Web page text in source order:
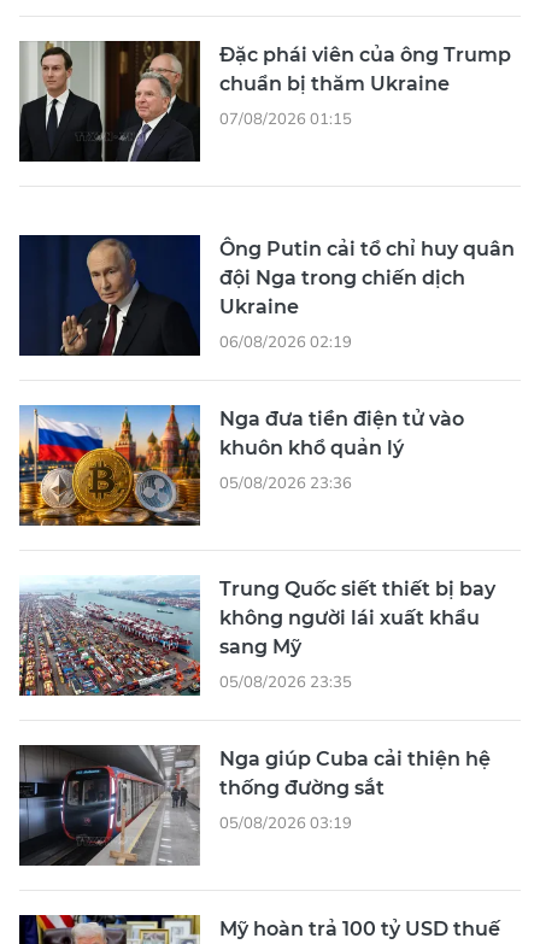
Đặc phái viên của ông Trump
chuẩn bị thăm Ukraine
07/08/2026 01:15
Ông Putin cải tổ chỉ huy quân
đội Nga trong chiến dịch
Ukraine
06/08/2026 02:19
Nga đưa tiền điện tử vào
khuôn khổ quản lý
05/08/2026 23:36
Trung Quốc siết thiết bị bay
không người lái xuất khẩu
sang Mỹ
05/08/2026 23:35
Nga giúp Cuba cải thiện hệ
thống đường sắt
05/08/2026 03:19
Mỹ hoàn trả 100 tỷ USD thuế